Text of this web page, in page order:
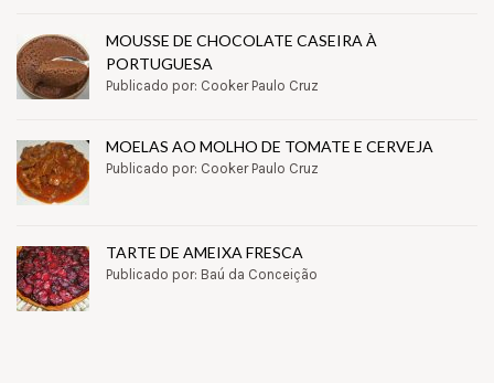
MOUSSE DE CHOCOLATE CASEIRA À
PORTUGUESA
Publicado por: Cooker Paulo Cruz
MOELAS AO MOLHO DE TOMATE E CERVEJA
Publicado por: Cooker Paulo Cruz
TARTE DE AMEIXA FRESCA
Publicado por: Baú da Conceição